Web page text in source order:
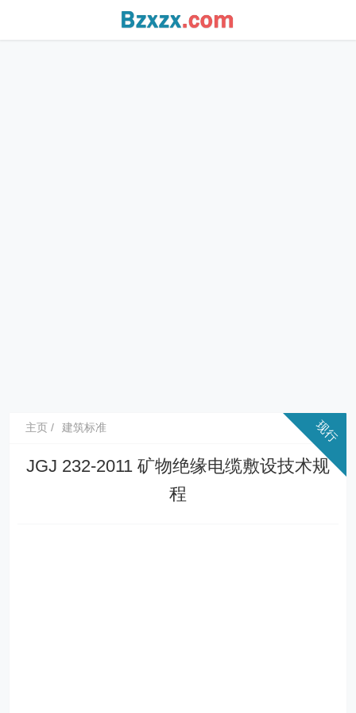
主页 建筑标准
JGJ 232-2011 矿物绝缘电缆敷设技术规
程